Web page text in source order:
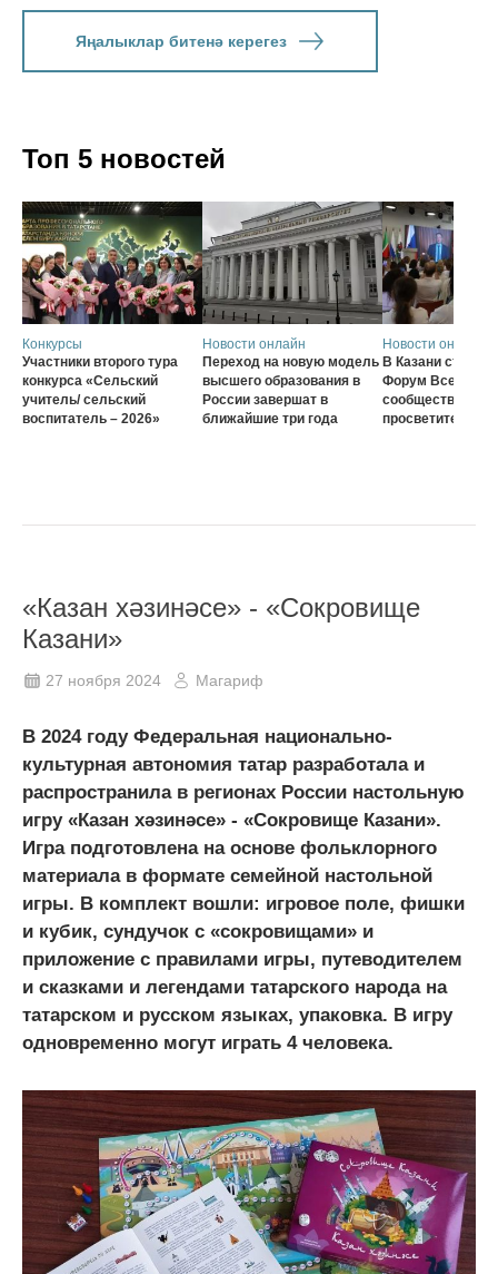
Яңалыклар битенә керегез
Топ 5 новостей
Конкурсы
Участники второго тура
конкурса «Сельский
учитель/ сельский
воспитатель – 2026»
Новости онлайн
Переход на новую модель
высшего образования в
России завершат в
ближайшие три года
Новости онлайн
В Казани
Форум
сообщества
просветителей
«Казан хəзинəсе» - «Сокровище
Казани»
27 ноября 2024 Магариф
В 2024 году Федеральная национально-
культурная автономия татар разработала и
распространила в регионах России настольную
игру «Казан хəзинəсе» - «Сокровище Казани».
Игра подготовлена на основе фольклорного
материала в формате семейной настольной
игры. В комплект вошли: игровое поле, фишки
и кубик, сундучок с «сокровищами» и
приложение с правилами игры, путеводителем
и сказками и легендами татарского народа на
татарском и русском языках, упаковка. В игру
одновременно могут играть 4 человека.